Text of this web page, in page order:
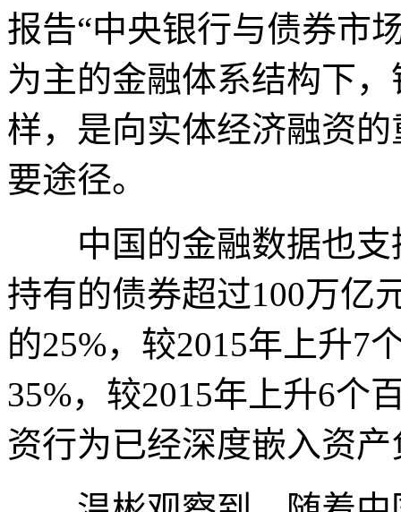
报告“中央银行与债券市
为主的金融体系结构下
样，是向实体经济融资
要途径。
中国的金融数据也支
持有的债券超过100万亿
的25%，较2015年上升7
35%，较2015年上升6个
资行为已经深度嵌入资